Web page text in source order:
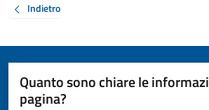
Indietro
Quanto sono chiare le
pagina?